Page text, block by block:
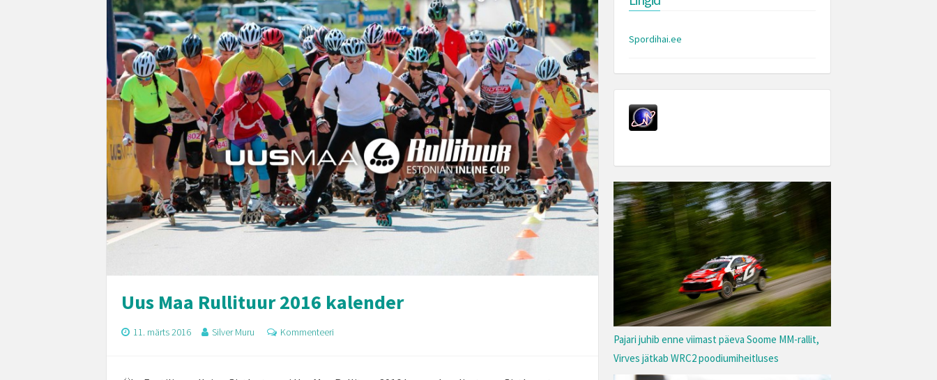
Uus Maa Rullituur 2016 kalender
11. märts 2016 Silver Muru Kommenteeri
Spordihai.ee
Pajari juhib enne viimast päeva Soome MM-rallit,
Virves jätkab WRC2 poodiumiheitluses